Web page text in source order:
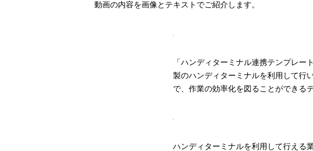
動画の内容を画像とテキストでご紹介します。
「ハンディターミナル連携テンプレ
製のハンディターミナルを利用して行
で、作業の効率化を図ることができる
ハンディターミナルを利用して行える